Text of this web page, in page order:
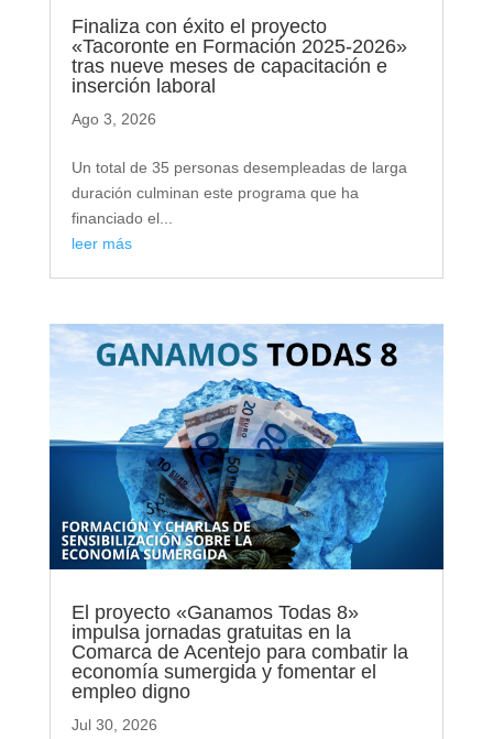
Finaliza con éxito el proyecto
«Tacoronte en Formación 2025-2026»
tras nueve meses de capacitación e
inserción laboral
Ago 3, 2026
Un total de 35 personas desempleadas de larga
duración culminan este programa que ha
financiado el...
leer más
El proyecto «Ganamos Todas 8»
impulsa jornadas gratuitas en la
Comarca de Acentejo para combatir la
economía sumergida y fomentar el
empleo digno
Jul 30, 2026